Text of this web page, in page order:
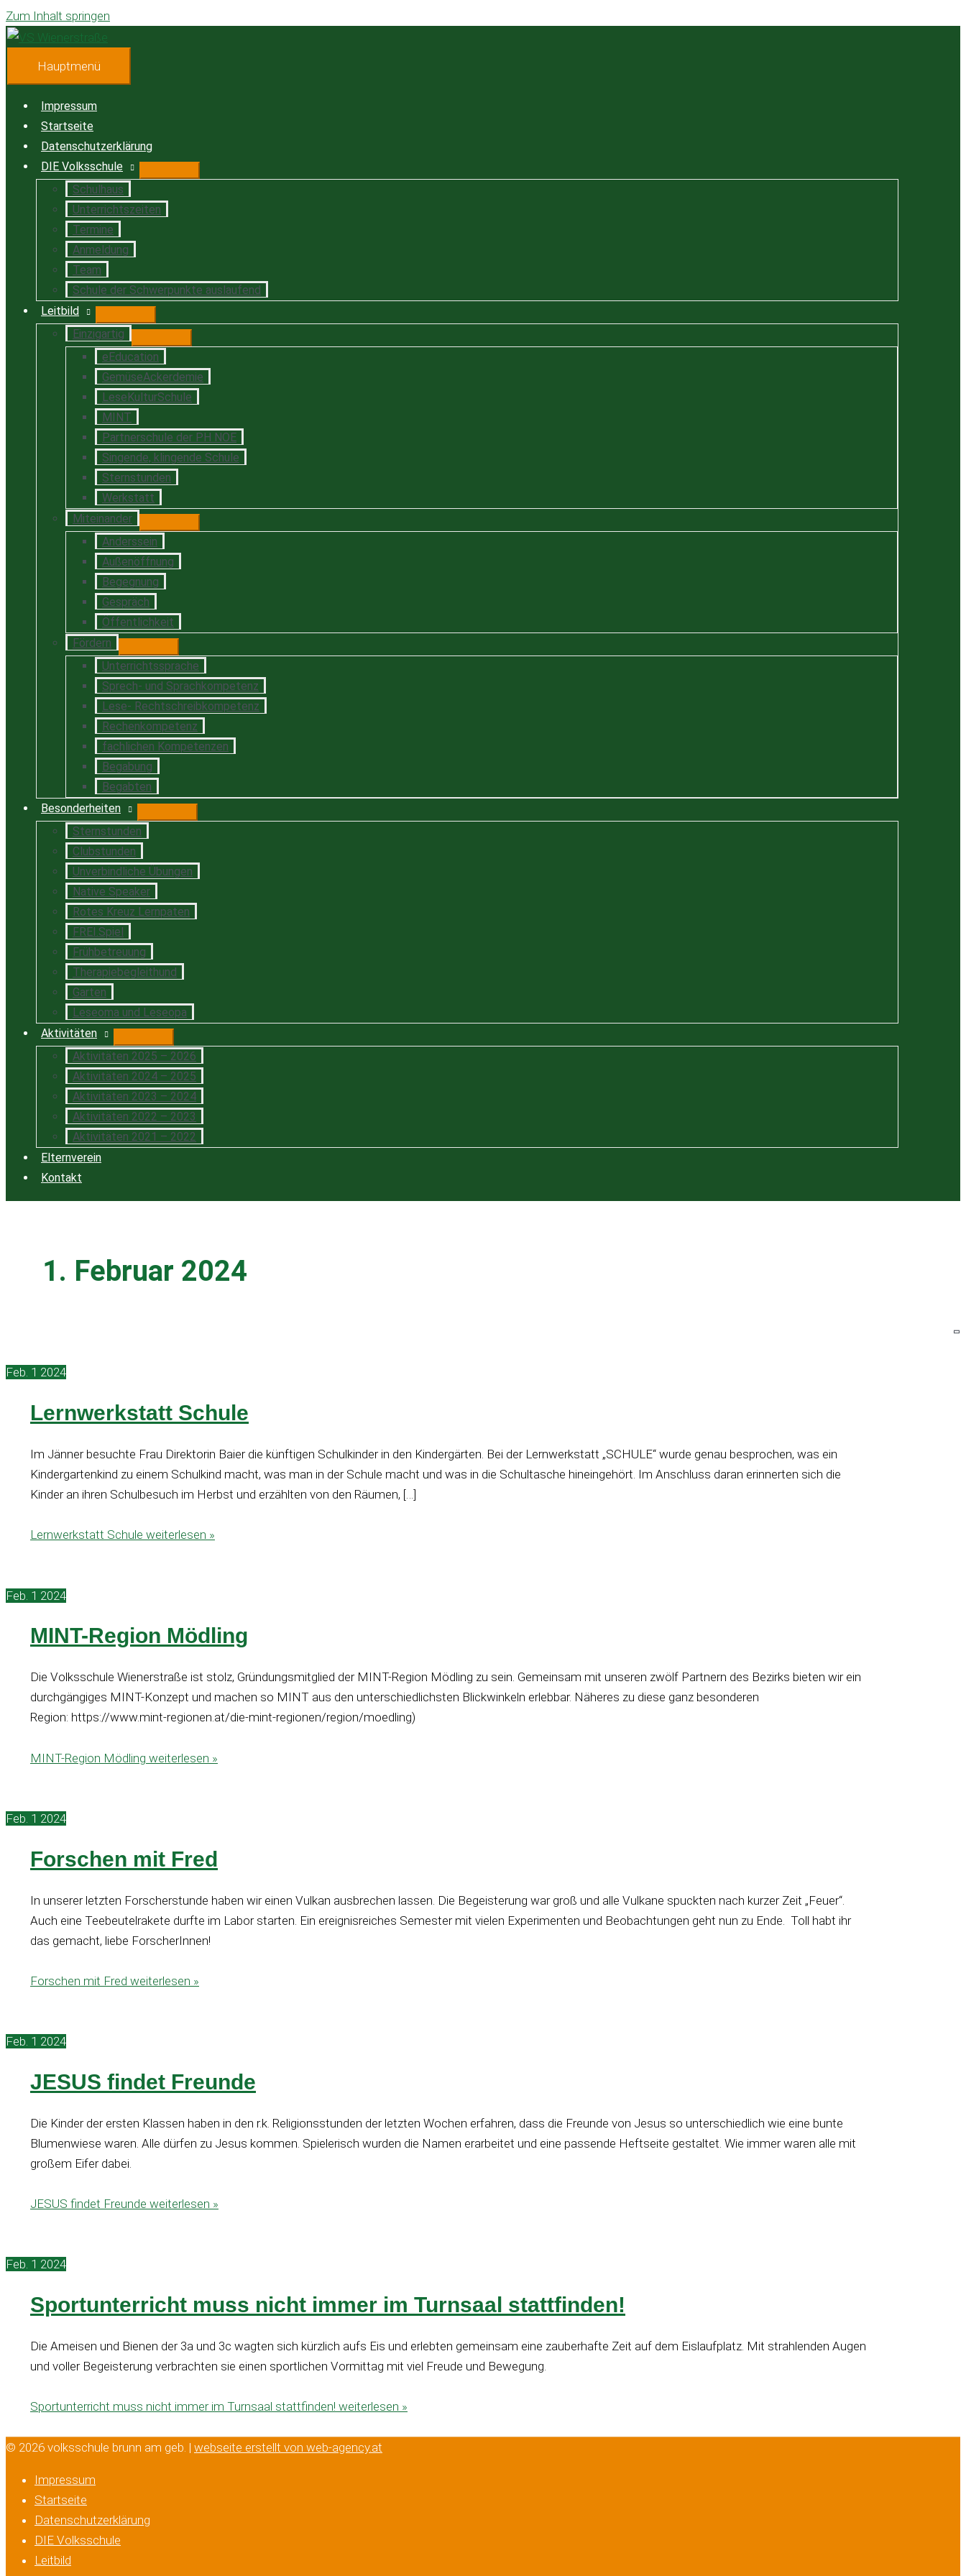
Zum Inhalt springen
Hauptmenü
Impressum
Startseite
Datenschutzerklärung
DIE Volksschule
Schulhaus
Unterrichtszeiten
Termine
Anmeldung
Team
Schule der Schwerpunkte auslaufend
Leitbild
Einzigartig
eEducation
GemüseAckerdemie
LeseKulturSchule
MINT
Partnerschule der PH NOE
Singende, klingende Schule
Sternstunden
Werkstatt
Miteinander
Anderssein
Außenöffnung
Begegnung
Gespräch
Öffentlichkeit
Fördern
Unterrichtssprache
Sprech- und Sprachkompetenz
Lese- Rechtschreibkompetenz
Rechenkompetenz
fachlichen Kompetenzen
Begabung
Begabten
Besonderheiten
Sternstunden
Clubstunden
Unverbindliche Übungen
Native Speaker
Rotes Kreuz Lernpaten
FREI.Spiel
Frühbetreuung
Therapiebegleithund
Garten
Leseoma und Leseopa
Aktivitäten
Aktivitäten 2025 – 2026
Aktivitäten 2024 – 2025
Aktivitäten 2023 – 2024
Aktivitäten 2022 – 2023
Aktivitäten 2021 – 2022
Elternverein
Kontakt
1. Februar 2024
Feb. 1 2024
Lernwerkstatt Schule
Im Jänner besuchte Frau Direktorin Baier die künftigen Schulkinder in den Kindergärten. Bei der Lernwerkstatt „SCHULE“ wurde genau besprochen, was ein
Kindergartenkind zu einem Schulkind macht, was man in der Schule macht und was in die Schultasche hineingehört. Im Anschluss daran erinnerten sich die
Kinder an ihren Schulbesuch im Herbst und erzählten von den Räumen, […]
Lernwerkstatt Schule weiterlesen »
Feb. 1 2024
MINT-Region Mödling
Die Volksschule Wienerstraße ist stolz, Gründungsmitglied der MINT-Region Mödling zu sein. Gemeinsam mit unseren zwölf Partnern des Bezirks bieten wir ein
durchgängiges MINT-Konzept und machen so MINT aus den unterschiedlichsten Blickwinkeln erlebbar. Näheres zu diese ganz besonderen
Region: https://www.mint-regionen.at/die-mint-regionen/region/moedling)
MINT-Region Mödling weiterlesen »
Feb. 1 2024
Forschen mit Fred
In unserer letzten Forscherstunde haben wir einen Vulkan ausbrechen lassen. Die Begeisterung war groß und alle Vulkane spuckten nach kurzer Zeit „Feuer“.
Auch eine Teebeutelrakete durfte im Labor starten. Ein ereignisreiches Semester mit vielen Experimenten und Beobachtungen geht nun zu Ende. Toll habt ihr
das gemacht, liebe ForscherInnen!
Forschen mit Fred weiterlesen »
Feb. 1 2024
JESUS findet Freunde
Die Kinder der ersten Klassen haben in den r.k. Religionsstunden der letzten Wochen erfahren, dass die Freunde von Jesus so unterschiedlich wie eine bunte
Blumenwiese waren. Alle dürfen zu Jesus kommen. Spielerisch wurden die Namen erarbeitet und eine passende Heftseite gestaltet. Wie immer waren alle mit
großem Eifer dabei.
JESUS findet Freunde weiterlesen »
Feb. 1 2024
Sportunterricht muss nicht immer im Turnsaal stattfinden!
Die Ameisen und Bienen der 3a und 3c wagten sich kürzlich aufs Eis und erlebten gemeinsam eine zauberhafte Zeit auf dem Eislaufplatz. Mit strahlenden Augen
und voller Begeisterung verbrachten sie einen sportlichen Vormittag mit viel Freude und Bewegung.
Sportunterricht muss nicht immer im Turnsaal stattfinden! weiterlesen »
© 2026 volksschule brunn am geb. | webseite erstellt von web-agency.at
Impressum
Startseite
Datenschutzerklärung
DIE Volksschule
Leitbild